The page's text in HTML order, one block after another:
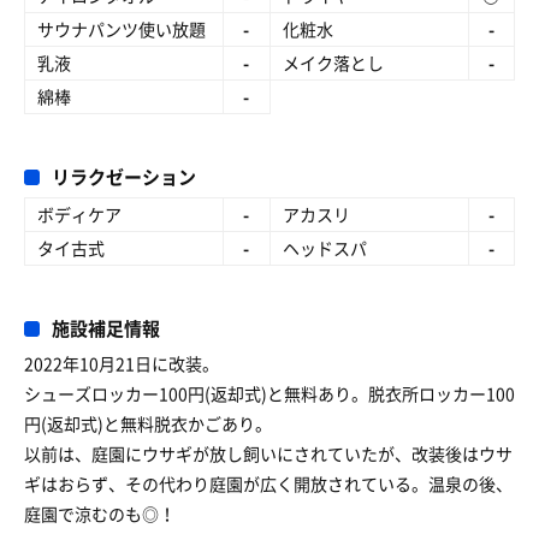
サウナパンツ使い放題
- 化粧水
-
乳液
- メイク落とし
-
綿棒
-
リラクゼーション
ボディケア - アカスリ
-
タイ古式
- ヘッドスパ -
施設補足情報
2022年10月21日に改装。
シューズロッカー100円(返却式)と無料あり。脱衣所ロッカー100
円(返却式)と無料脱衣かごあり。
以前は、庭園にウサギが放し飼いにされていたが、改装後はウサ
ギはおらず、その代わり庭園が広く開放されている。温泉の後、
庭園で涼むのも◎！